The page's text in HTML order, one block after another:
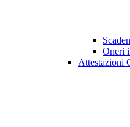
Oneri
Attestazioni